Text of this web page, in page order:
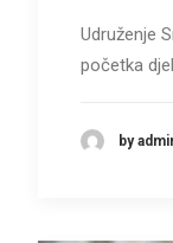
Udruženje
početka
by